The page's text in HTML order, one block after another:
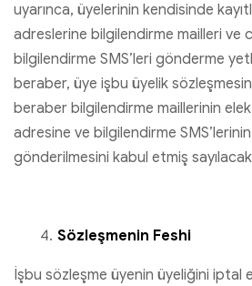
uyarınca, üyelerinin kendisinde
adreslerine bilgilendirme mailleri ve
bilgilendirme SMS’leri gönderme
beraber, üye işbu üyelik
beraber bilgilendirme maillerinin
adresine ve bilgilendirme
gönderilmesini kabul etmiş
Sözleşmenin Feshi
İşbu sözleşme üyenin üyeliğini iptal